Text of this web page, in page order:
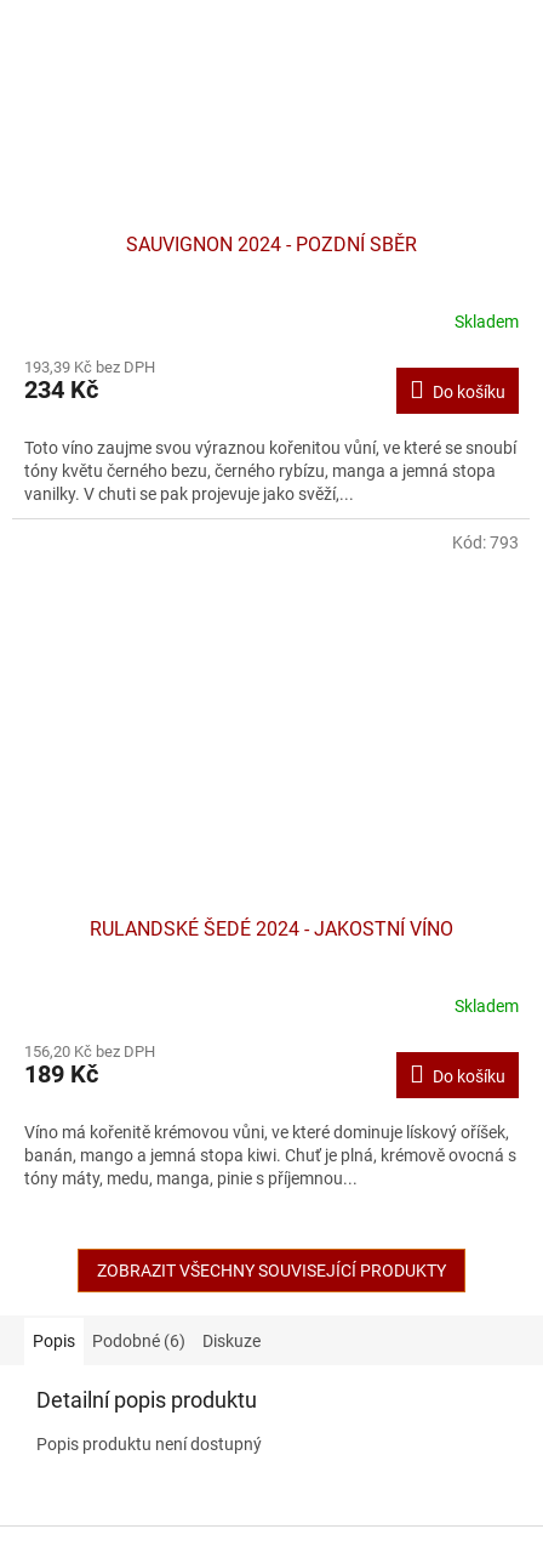
SAUVIGNON 2024 - POZDNÍ SBĚR
Skladem
193,39 Kč bez DPH
234 Kč Do košíku
Toto víno zaujme svou výraznou kořenitou vůní, ve které se snoubí
tóny květu černého bezu, černého rybízu, manga a jemná stopa
vanilky. V chuti se pak projevuje jako svěží,...
RULANDSKÉ ŠEDÉ 2024 - JAKOSTNÍ VÍNO
Skladem
156,20 Kč bez DPH
189 Kč Do košíku
Víno má kořenitě krémovou vůni, ve které dominuje lískový oříšek,
banán, mango a jemná stopa kiwi. Chuť je plná, krémově ovocná s
tóny máty, medu, manga, pinie s příjemnou...
Kód:793
ZOBRAZIT VŠECHNY SOUVISEJÍCÍ PRODUKTY
Popis Podobné (6) Diskuze
Detailní popis produktu
Popis produktu není dostupný